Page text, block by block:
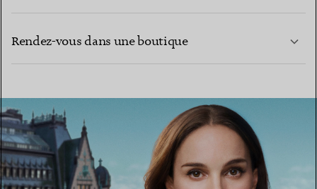
Rendez-vous dans une boutique
TROUVEZ LA BOUTIQUE LA PLUS PROCHE